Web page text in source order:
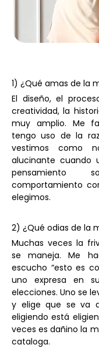
1) ¿Qué amas de la
El diseño, el
creatividad, la
muy amplio. Me
tengo uso de la
vestimos como
alucinante cuando
comportamiento
elegimos.
2) ¿Qué odias de la
Muchas veces la
se maneja. Me
escucho “esto es
uno expresa en
elecciones. Uno se
y elige que se va
eligiendo está
veces es dañino la
cataloga.